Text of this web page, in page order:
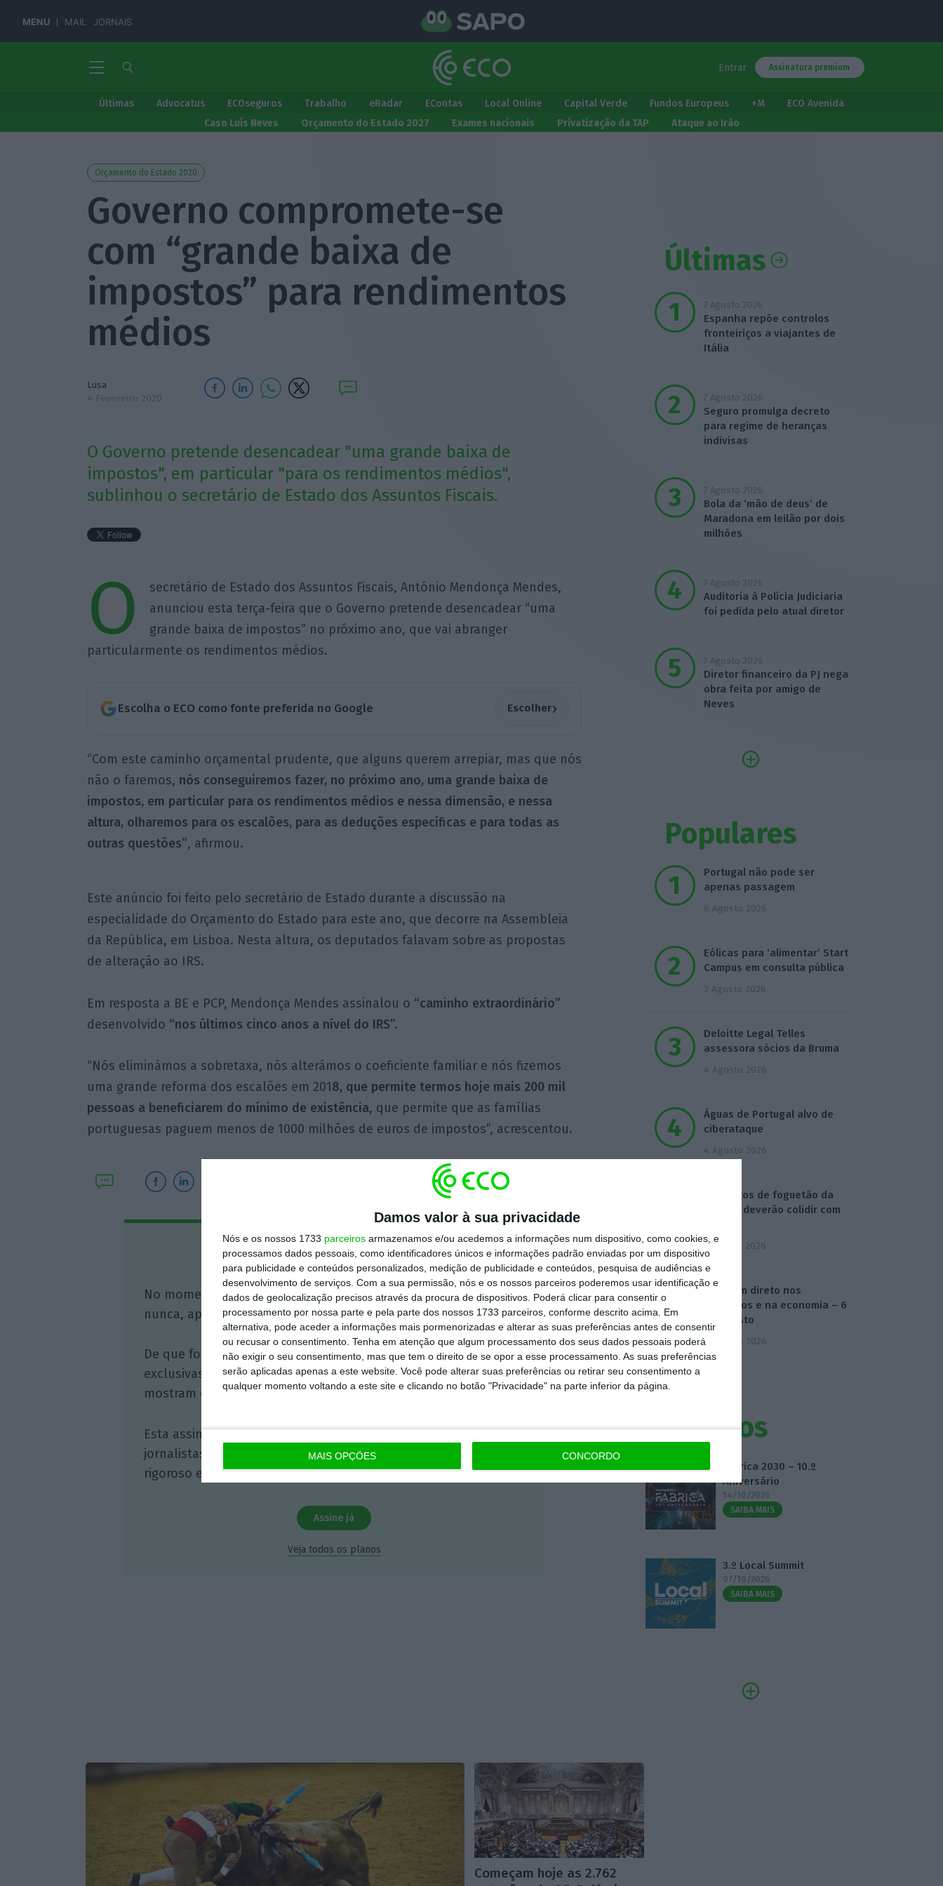
Damos valor à sua privacidade
Nós e os nossos 1733 parceiros armazenamos e/ou acedemos a informações num dispositivo, como cookies, e
processamos dados pessoais, como identificadores únicos e informações padrão enviadas por um dispositivo
para publicidade e conteúdos personalizados, medição de publicidade e conteúdos, pesquisa de audiências e
desenvolvimento de serviços. Com a sua permissão, nós e os nossos parceiros poderemos usar identificação e
dados de geolocalização precisos através da procura de dispositivos. Poderá clicar para consentir o
processamento por nossa parte e pela parte dos nossos 1733 parceiros, conforme descrito acima. Em
alternativa, pode aceder a informações mais pormenorizadas e alterar as suas preferências antes de consentir
ou recusar o consentimento. Tenha em atenção que algum processamento dos seus dados pessoais poderá
não exigir o seu consentimento, mas que tem o direito de se opor a esse processamento. As suas preferências
serão aplicadas apenas a este website. Você pode alterar suas preferências ou retirar seu consentimento a
qualquer momento voltando a este site e clicando no botão "Privacidade" na parte inferior da página.
MAIS OPÇÕES CONCORDO
MENU MAIL JORNAIS
Entrar Assinatura premium
Últimas Advocatus ECOseguros Trabalho eRadar EContas Local Online Capital Verde Fundos Europeus +M
ECO Avenida
Caso Luís Neves
Orçamento do Estado 2027 Exames nacionais Privatização da TAP Ataque ao Irão
Orçamento do Estado 2020
Governo compromete-se
com “grande baixa de
impostos” para rendimentos
médios
Lusa
4 Fevereiro 2020
O Governo pretende desencadear "uma grande baixa de
impostos", em particular "para os rendimentos médios",
sublinhou o secretário de Estado dos Assuntos Fiscais.
O
secretário de Estado dos Assuntos Fiscais, António Mendonça Mendes,
anunciou esta terça-feira que o Governo pretende desencadear “uma
grande baixa de impostos” no próximo ano, que vai abranger
particularmente os rendimentos médios.
Escolha o ECO como fonte preferida no Google Escolher›
“Com este caminho orçamental prudente, que alguns querem arrepiar, mas que nós
não o faremos, nós conseguiremos fazer, no próximo ano, uma grande baixa de
impostos, em particular para os rendimentos médios e nessa dimensão, e nessa
altura, olharemos para os escalões, para as deduções específicas e para todas as
outras questões”, afirmou.
Este anúncio foi feito pelo secretário de Estado durante a discussão na
especialidade do Orçamento do Estado para este ano, que decorre na Assembleia
da República, em Lisboa. Nesta altura, os deputados falavam sobre as propostas
de alteração ao IRS.
Em resposta a BE e PCP, Mendonça Mendes assinalou o “caminho extraordinário”
desenvolvido “nos últimos cinco anos a nível do IRS”.
“Nós eliminámos a sobretaxa, nós alterámos o coeficiente familiar e nós fizemos
uma grande reforma dos escalões em 2018, que permite termos hoje mais 200 mil
pessoas a beneficiarem do mínimo de existência, que permite que as famílias
portuguesas paguem menos de 1000 milhões de euros de impostos”, acrescentou.
Assine o ECO Premium
No momento em que a informação é mais importante do que
nunca, apoie o jornalismo independente e rigoroso.
De que forma? Assine o ECO Premium e tenha acesso a notícias
exclusivas, à opinião que conta, às reportagens e especiais que
mostram o outro lado da história.
Esta assinatura é uma forma de apoiar o ECO e os seus
jornalistas. A nossa contrapartida é o jornalismo independente,
rigoroso e credível.
Assine já
Veja todos os planos
Últimas
7 Agosto 2026
Espanha repõe controlos
fronteiriços a viajantes de
Itália
7 Agosto 2026
Seguro promulga decreto
para regime de heranças
indivisas
7 Agosto 2026
Bola da ‘mão de deus’ de
Maradona em leilão por dois
milhões
7 Agosto 2026
Auditoria à Polícia Judiciaria
foi pedida pelo atual diretor
7 Agosto 2026
Diretor financeiro da PJ nega
obra feita por amigo de
Neves
Populares
Portugal não pode ser
apenas passagem
6 Agosto 2026
Eólicas para ‘alimentar’ Start
Campus em consulta pública
3 Agosto 2026
Deloitte Legal Telles
assessora sócios da Bruma
4 Agosto 2026
Águas de Portugal alvo de
ciberataque
4 Agosto 2026
Destroços de foguetão da
SpaceX deverão colidir com
5 Agosto 2026
O dia em direto nos
mercados e na economia – 6
de agosto
6 Agosto 2026
Eventos
Fábrica 2030 – 10.º
Aniversário
14/10/2026
SAIBA MAIS
3.º Local Summit
07/10/2026
SAIBA MAIS
Começam hoje as 2.762